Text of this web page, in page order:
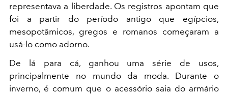
representava a liberdade. Os registros apontam que
foi a partir do período antigo que egípcios,
mesopotâmicos, gregos e romanos começaram a
usá-lo como adorno.
De lá para cá, ganhou uma série de usos,
principalmente no mundo da moda. Durante o
inverno, é comum que o acessório saia do armário